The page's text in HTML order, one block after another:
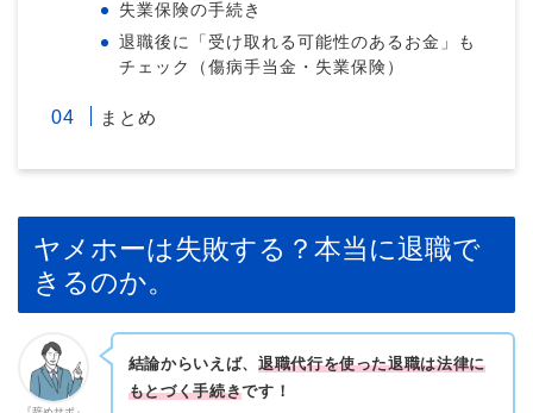
失業保険の手続き
退職後に「受け取れる可能性のあるお金」も
チェック（傷病手当金・失業保険）
まとめ
ヤメホーは失敗する？本当に退職で
きるのか。
結論からいえば、 退職代行を使った退職は法律に
もとづく手続きです！